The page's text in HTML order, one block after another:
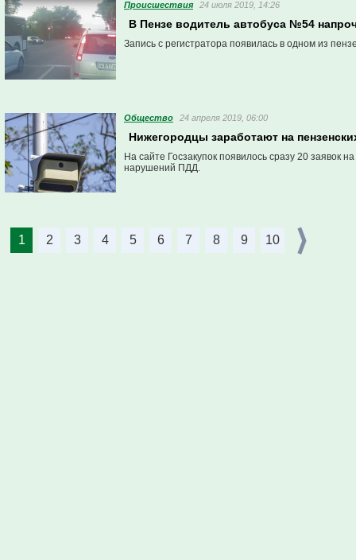
Проиcшествия 24 июля 2019, 14:26
В Пензе водитель автобуса №54
Запись с регистратора появилась в одном из
Общество 24 апреля 2019, 06:00
Нижегородцы заработают на
На сайте Госзакупок появилось сразу 20
нарушений ПДД.
1 2 3 4 5 6 7 8 9 10